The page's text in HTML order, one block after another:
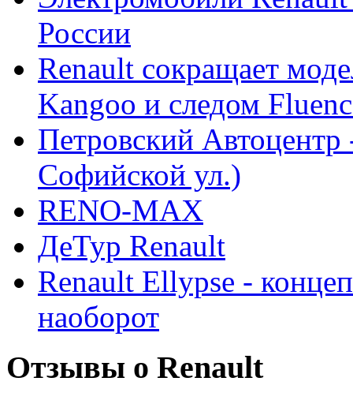
России
Renault сокращает
Kangoo и следом
Петровский
Софийской ул.)
RENO-MAX
ДеТур Renault
Renault Ellypse -
наоборот
Отзывы о Renault